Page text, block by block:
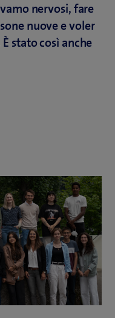
nervosi, fare
nuove e voler
stato così anche